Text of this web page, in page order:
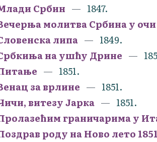
Србин
1847.
молитва Србина у очи
липа
1849.
на ушћу Дрине
1851.
за врлине
1851.
витезу Јарка
1851.
граничарима у
роду на Ново лето 1851